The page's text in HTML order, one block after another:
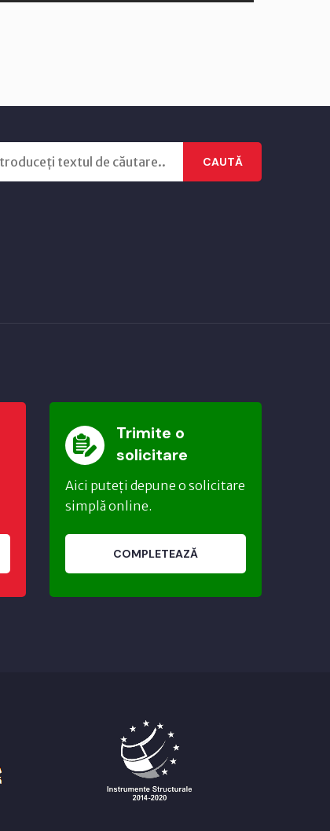
CAUTĂ
Trimite o
solicitare
Aici puteți depune o solicitare
simplă online.
COMPLETEAZĂ